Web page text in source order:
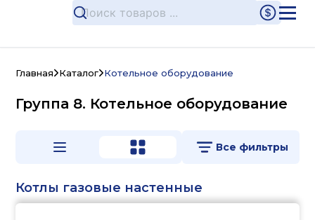
Главная Каталог Котельное оборудование
Группа 8. Котельное оборудование
Все фильтры
Котлы газовые настенные